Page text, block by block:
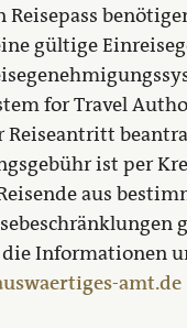
gültige
for Travel
ist per
aus
Informationen
amt.de